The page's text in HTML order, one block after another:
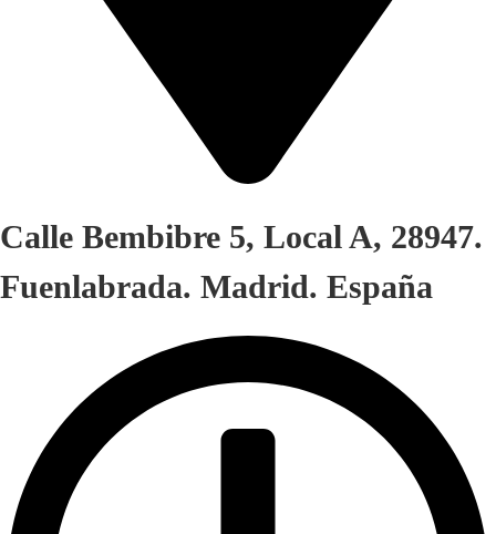
Calle Bembibre 5, Local A, 28947.
Fuenlabrada. Madrid. España